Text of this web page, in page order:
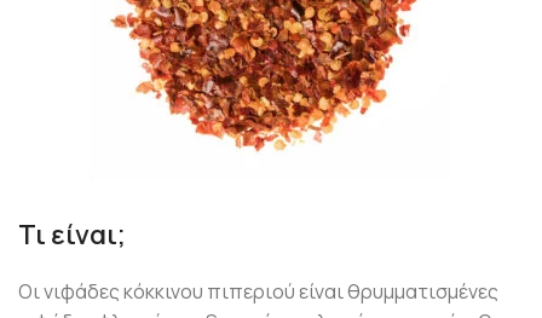
Τι είναι;
Οι νιφάδες κόκκινου πιπεριού είναι θρυμματισμένες